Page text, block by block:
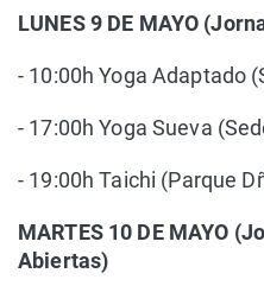
LUNES 9 DE MAYO
- 10:00h Yoga Adaptado
- 17:00h Yoga Sueva
- 19:00h Taichi (Parque
MARTES 10 DE MAYO
Abiertas)